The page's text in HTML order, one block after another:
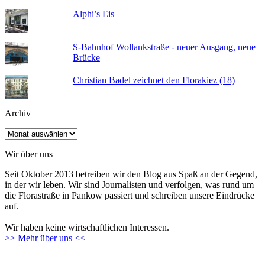
Alphi’s Eis
S-Bahnhof Wollankstraße - neuer Ausgang, neue
Brücke
Christian Badel zeichnet den Florakiez (18)
Archiv
Archiv
Wir über uns
Seit Oktober 2013 betreiben wir den Blog aus Spaß an der Gegend,
in der wir leben. Wir sind Journalisten und verfolgen, was rund um
die Florastraße in Pankow passiert und schreiben unsere Eindrücke
auf.
Wir haben keine wirtschaftlichen Interessen.
>> Mehr über uns <<